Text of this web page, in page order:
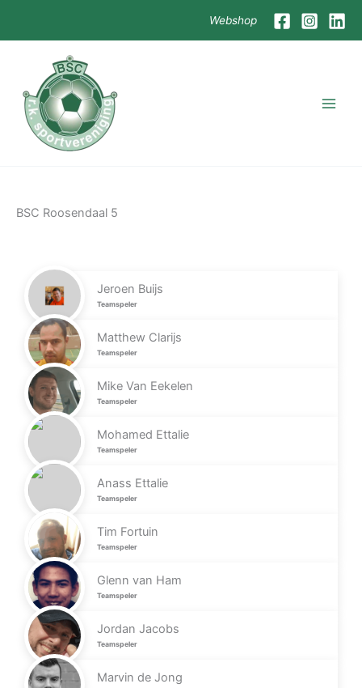
Webshop
BSC Roosendaal 5
Jeroen Buijs
Teamspeler
Matthew Clarijs
Teamspeler
Mike Van Eekelen
Teamspeler
Mohamed Ettalie
Teamspeler
Anass Ettalie
Teamspeler
Tim Fortuin
Teamspeler
Glenn van Ham
Teamspeler
Jordan Jacobs
Teamspeler
Marvin de Jong